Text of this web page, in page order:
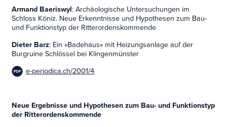
Menge
Armand Baeriswyl: Archäologische Untersuchungen im
Schloss Köniz. Neue Erkenntnisse und Hypothesen zum Bau-
und Funktionstyp der Ritterordenskommende
Dieter Barz: Ein «Badehaus» mit Heizungsanlage auf der
Burgruine Schlössel bei Klingenmünster
e-periodica.ch/2001/4
Neue Ergebnisse und Hypothesen zum Bau- und Funktionstyp
der Ritterordenskommende